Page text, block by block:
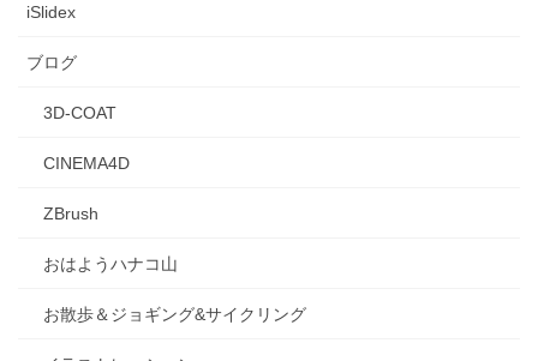
iSlidex
ブログ
3D-COAT
CINEMA4D
ZBrush
おはようハナコ山
お散歩＆ジョギング&サイクリング